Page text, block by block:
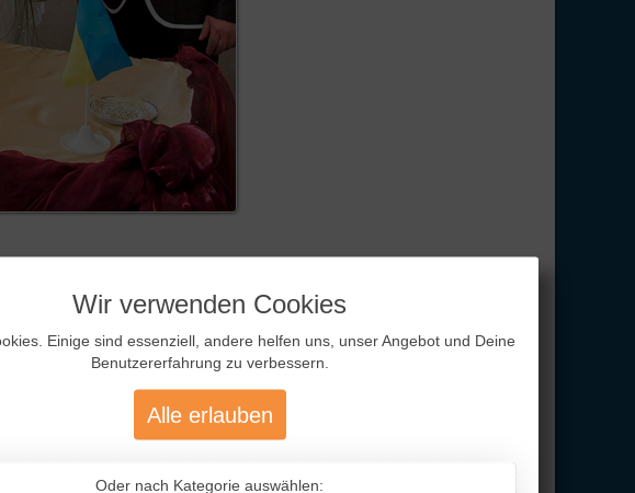
Wir verwenden Cookies
Einige sind essenziell, andere helfen uns, unser Angebot und Deine
Benutzererfahrung zu verbessern.
Alle erlauben
Oder nach Kategorie auswählen: